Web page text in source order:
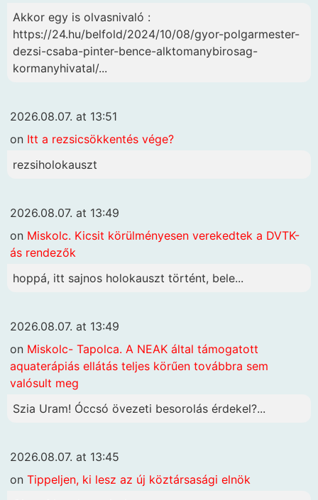
Akkor egy is olvasnivaló :
https://24.hu/belfold/2024/10/08/gyor-polgarmester-
dezsi-csaba-pinter-bence-alktomanybirosag-
kormanyhivatal/...
2026.08.07. at 13:51
on Itt a rezsicsökkentés vége?
rezsiholokauszt
2026.08.07. at 13:49
on Miskolc. Kicsit körülményesen verekedtek a DVTK-
ás rendezők
hoppá, itt sajnos holokauszt történt, bele...
2026.08.07. at 13:49
on Miskolc- Tapolca. A NEAK által támogatott
aquaterápiás ellátás teljes körűen továbbra sem
valósult meg
Szia Uram! Óccsó övezeti besorolás érdekel?...
2026.08.07. at 13:45
on Tippeljen, ki lesz az új köztársasági elnök